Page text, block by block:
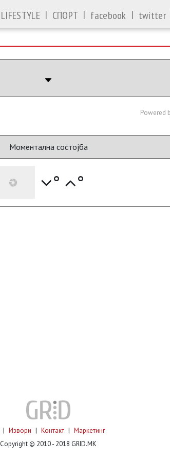
LIFESTYLE | СПОРТ | facebook | twitter
Powered
Моментална состојба
° °
| Извори | Контакт | Маркетинг
Copyright © 2010 - 2018 GRID.MK